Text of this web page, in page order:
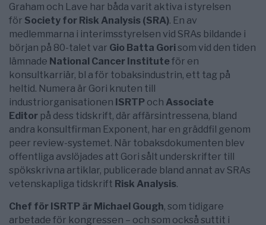
Graham och Lave har båda varit aktiva i styrelsen
för Society for Risk Analysis (SRA). En av
medlemmarna i interimsstyrelsen vid SRAs bildande i
början på 80-talet var Gio Batta Gorisom vid den tiden
lämnade National Cancer Instituteför en
konsultkarriär, bl a för tobaksindustrin, ett tag på
heltid. Numera är Gori knuten till
industriorganisationen ISRTP och Associate
Editor på dess tidskrift, där affärsintressena, bland
andra konsultfirman Exponent, har en gräddfil genom
peer review-systemet. När tobaksdokumenten blev
offentliga avslöjades att Gori sålt underskrifter till
spökskrivna artiklar, publicerade bland annat av SRAs
vetenskapliga tidskrift Risk Analysis.
Chef för ISRTP är Michael Gough, som tidigare
arbetade för kongressen – och som också suttit i